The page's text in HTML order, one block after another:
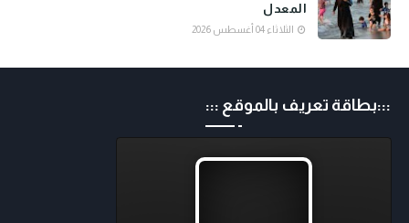
المعدل
الثلاثاء 04 أغسطس 2026
:::بطاقة تعريف بالموقع :::